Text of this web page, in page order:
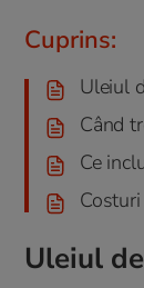
Cuprins:
Uleiul
Când
Ce
Uleiul